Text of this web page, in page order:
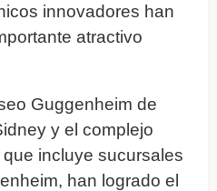
innovadores han
atractivo
Guggenheim de
y el complejo
incluye sucursales
han logrado el